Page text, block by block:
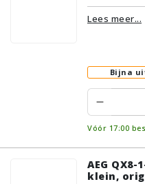
Lees meer...
Bijna
Vóór 17:00
AEG
klein,